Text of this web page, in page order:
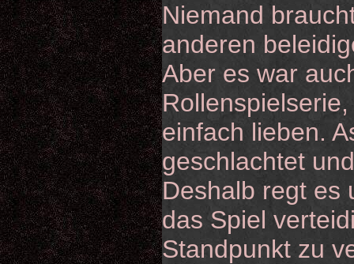
Niemand
anderen
Aber es war
einfach lieben.
geschlachtet
Deshalb regt es
das Spiel
Standpunkt zu